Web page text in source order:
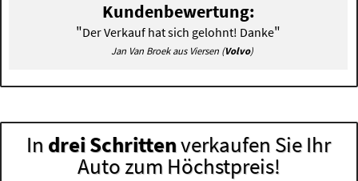
Kundenbewertung:
"Der Verkauf hat sich gelohnt! Danke"
Jan Van Broek aus Viersen (Volvo)
In drei Schrittenverkaufen Sie Ihr
Auto zum Höchstpreis!